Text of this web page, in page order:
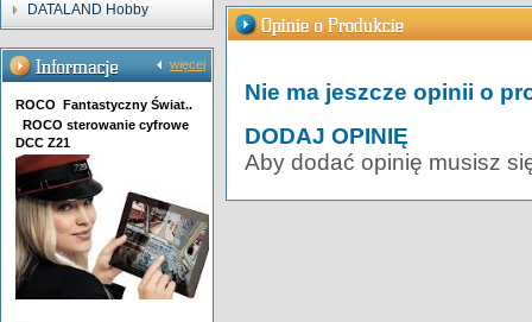
DATALAND Hobby
więcej
ROCO Fantastyczny Świat..
ROCO sterowanie cyfrowe
DCC Z21
Nie ma jeszcze opinii o
DODAJ OPINIĘ
Aby dodać opinię musisz